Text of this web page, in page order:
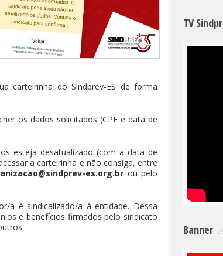
carteirinha do Sindprev-ES de forma
os dados solicitados (CPF e data de
esteja desatualizado (com a data de
a carteirinha e não consiga, entre
es.org.br ou pelo
a é sindicalizado/a à entidade. Dessa
e benefícios firmados pelo sindicato
TV
Banner